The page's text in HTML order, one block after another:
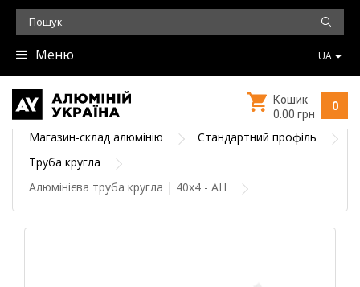
Меню UA
0
Кошик
0.00 грн
Магазин-склад алюмінію
Стандартний профіль
Труба кругла
Алюмінієва труба кругла | 40х4 - АН